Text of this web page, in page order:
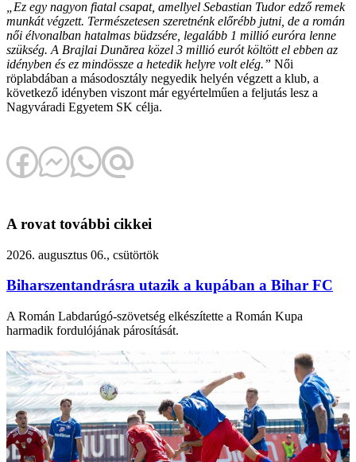
„Ez egy nagyon fiatal csapat, amellyel Sebastian Tudor edző remek
munkát végzett. Természetesen szeretnénk előrébb jutni, de a román
női élvonalban hatalmas büdzsére, legalább 1 millió euróra lenne
szükség. A Brajlai Dunărea közel 3 millió eurót költött el ebben az
idényben és ez mindössze a hetedik helyre volt elég.” Női
röplabdában a másodosztály negyedik helyén végzett a klub, a
következő idényben viszont már egyértelműen a feljutás lesz a
Nagyváradi Egyetem SK célja.
A rovat további cikkei
2026. augusztus 06., csütörtök
Biharszentandrásra utazik a kupában a Bihar FC
A Román Labdarúgó-szövetség elkészítette a Román Kupa
harmadik fordulójának párosítását.